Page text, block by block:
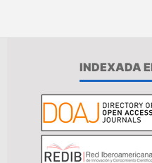
INDEXADA